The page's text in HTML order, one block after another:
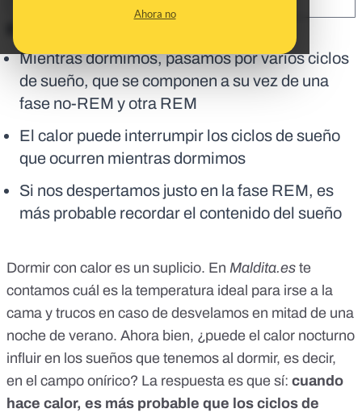
Ahora no
Mientras dormimos, pasamos por varios ciclos
de sueño, que se componen a su vez de una
fase no-REM y otra REM
El calor puede interrumpir los ciclos de sueño
que ocurren mientras dormimos
Si nos despertamos justo en la fase REM, es
más probable recordar el contenido del sueño
Dormir con calor es un suplicio. En Maldita.es te
contamos cuál es la temperatura ideal para irse a la
cama y trucos en caso de desvelamos en mitad de una
noche de verano. Ahora bien, ¿puede el calor nocturno
influir en los sueños que tenemos al dormir, es decir,
en el campo onírico? La respuesta es que sí: cuando
hace calor, es más probable que los ciclos de